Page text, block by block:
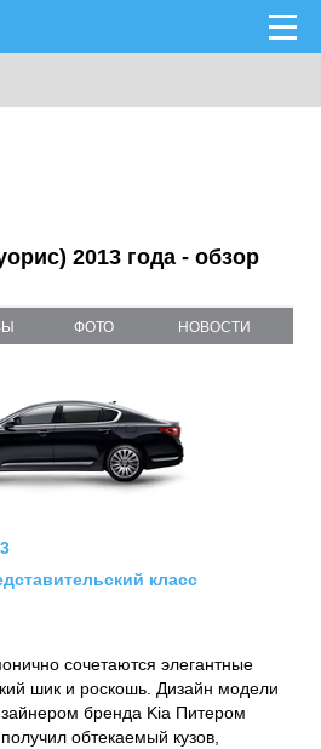
2013 года - обзор
ФОТО НОВОСТИ
класс
сочетаются элегантные
шик и роскошь. Дизайн модели
бренда Kia Питером
обтекаемый кузов,